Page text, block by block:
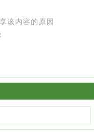
该内容的原因